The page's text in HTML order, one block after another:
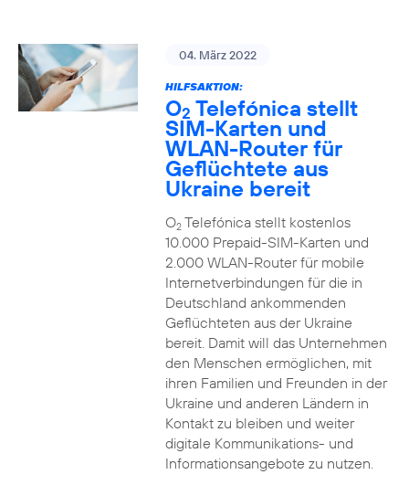
04. März 2022
HILFSAKTION:
O2 Telefónica stellt
SIM-Karten und
WLAN-Router für
Geflüchtete aus
Ukraine bereit
O2Telefónica stellt kostenlos
10.000 Prepaid-SIM-Karten und
2.000 WLAN-Router für mobile
Internetverbindungen für die in
Deutschland ankommenden
Geflüchteten aus der Ukraine
bereit. Damit will das Unternehmen
den Menschen ermöglichen, mit
ihren Familien und Freunden in der
Ukraine und anderen Ländern in
Kontakt zu bleiben und weiter
digitale Kommunikations- und
Informationsangebote zu nutzen.